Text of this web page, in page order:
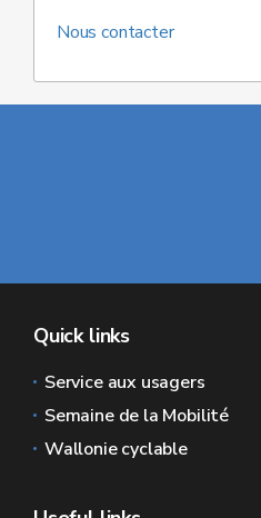
Nous contacter
Quick links
Service aux usagers
Semaine de la Mobilité
Wallonie cyclable